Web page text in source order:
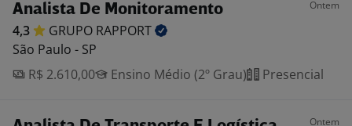
Analista De Monitoramento Ontem
4,3 GRUPO RAPPORT
São Paulo - SP
R$ 2.610,00
Ensino Médio (2º Grau) Presencial
Ontem